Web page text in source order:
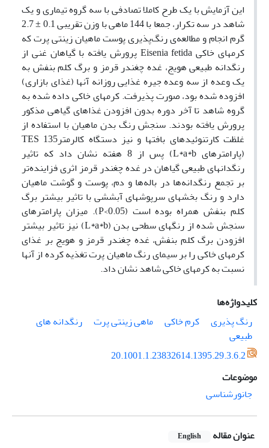
این آزمایش با یک طرح کاملا تصادفی با سه گروه تیماری و یک
شاهد در سه تکرار، جمعا با 144 ماهی با وزن تقریبی 0.1 ± 2.7
گرم انجام و مطالعه‌ی رنگ‌پذیری پوست ماهیان زینتی پرت که
کرمهای خاکی Eisenia fetida پرورش یافته با گیاهان غنی از
رنگدانه طبیعی هویج، غده چغندر قرمز و برگ کلم بنفش به
یک وعده از سه وعده جیره غذایی روزانه آنها (غذای بازاری)
افزوده شده بود، صورت پذیرفت. کرمهای خاکی داده شده به
گروه شاهد تا آخر دوره بدون افزودن غذاهای گیاهی مذکور
پرورش یافته بودند. سنجش رنگ بدن ماهیان با استفاده از
غلظت کارتنوئیدهای بافتها و نیز دستگاه کالرمترTES 135
(پارامترهای L*a*b) پس از 8 هفته نشان داد که تاثیر
رنگدانهای طبیعی گیاهان در غده چغندر قرمز اثری فزاینده‌تر
بر تجمع رنگدانه‌ها در باله‌ها و دم، پوست و گوشت ماهیان
دارد و رنگ بخشهای سرپوشهای آبششی با تاثیر بیشتر برگ
کلم بنفش همراه بوده است (P<0.05). میزان پارامترهای
سنجش شده از رنگهای سطحی بدن (L*a*b) نیز تاثیر بیشتر
افزودن برگ کلم بنفش، غده چغندر قرمز و هویج بر غذای
کرمهای خاکی را بر سیمای رنگ ماهیان پرت تغذیه کرده از آنها
نسبت به کرمهای خاکی شاهد نشان داد.
کلیدواژه‌ها
رنگ پذیری
کرم خاکی ماهی زینتی پرت
رنگدانه های
طبیعی
20.1001.1.23832614.1395.29.3.6.2
موضوعات
جانورشناسی
عنوان مقاله English